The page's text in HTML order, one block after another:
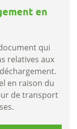
en
qui
relatives aux
en raison du
de transport